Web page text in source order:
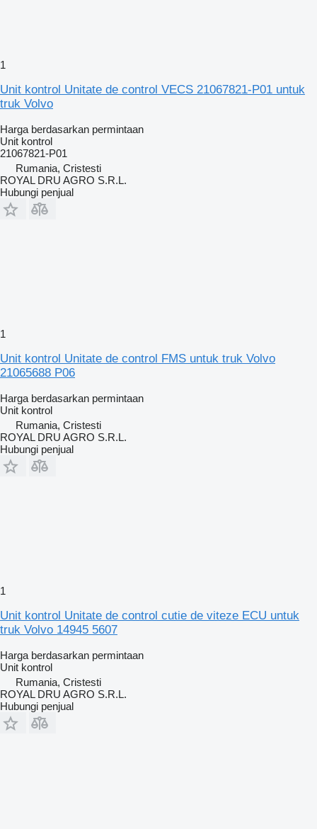
1
Unit kontrol Unitate de control VECS 21067821-P01 untuk
truk Volvo
Harga berdasarkan permintaan
Unit kontrol
21067821-P01
Rumania, Cristesti
ROYAL DRU AGRO S.R.L.
Hubungi penjual
1
Unit kontrol Unitate de control FMS untuk truk Volvo
21065688 P06
Harga berdasarkan permintaan
Unit kontrol
Rumania, Cristesti
ROYAL DRU AGRO S.R.L.
Hubungi penjual
1
Unit kontrol Unitate de control cutie de viteze ECU untuk
truk Volvo 14945 5607
Harga berdasarkan permintaan
Unit kontrol
Rumania, Cristesti
ROYAL DRU AGRO S.R.L.
Hubungi penjual